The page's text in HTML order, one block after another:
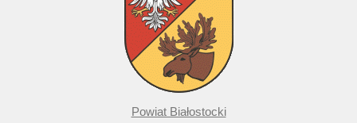
Powiat Białostocki